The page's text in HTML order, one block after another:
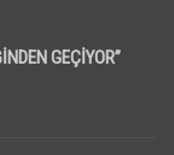
GEÇİYOR”